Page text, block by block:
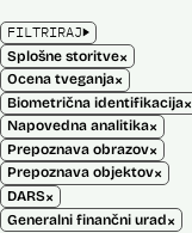
FILTRIRAJ
Splošne storitve×
Ocena tveganja×
Biometrična identifikacija×
Napovedna analitika×
Prepoznava obrazov×
Prepoznava objektov×
DARS×
Generalni finančni urad×